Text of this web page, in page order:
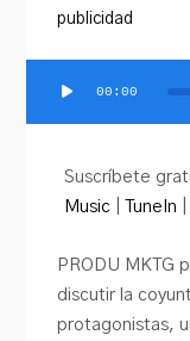
publicidad
Reproductor
00:00
Suscríbete
Music
TuneIn
PRODU MKTG
discutir la
protagonistas,